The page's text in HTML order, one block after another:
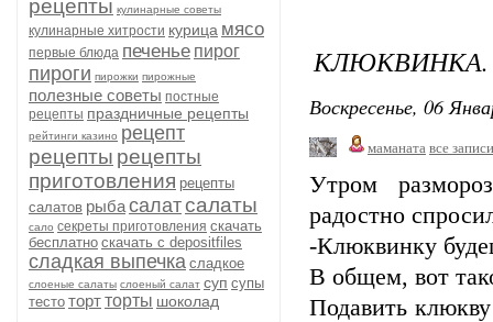
рецепты кулинарные советы
кулинарные хитрости курица мясо
первые блюда печенье пирог
пироги пирожки пирожные
полезные советы постные
рецепты праздничные рецепты
рейтинги казино рецепт
рецепты рецепты
приготовления рецепты
салатов рыбасалатсалаты
сало секреты приготовления скачать
бесплатно скачать с depositfiles
сладкая выпечка сладкое
слоеные салаты слоеный салат суп супы
тесто тортторты шоколад
КЛЮКВИНКА.
Воскресенье, 06
маманата все
Утром
радостно
-Клюквинку
В общем, вот
Подавить